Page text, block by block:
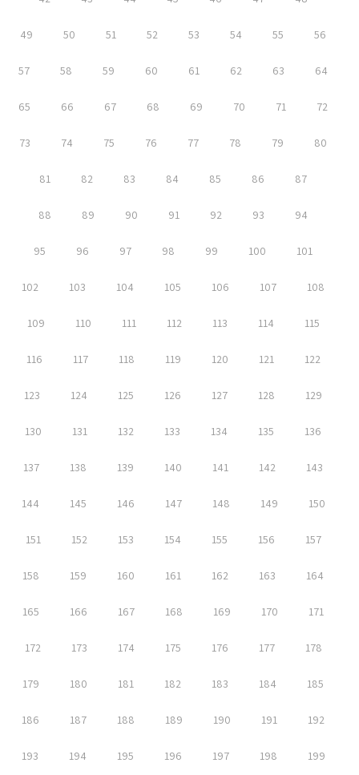
49 50 51 52 53 54 55 56
57 58 59 60 61 62 63 64
65 66 67 68 69 70 71 72
73 74 75 76 77 78 79 80
81 82 83 84 85 86 87
88 89 90 91 92 93 94
95 96 97 98 99 100 101
102 103 104 105 106 107 108
109 110 111 112 113 114 115
116 117 118 119 120 121 122
123 124 125 126 127 128 129
130 131 132 133 134 135 136
137 138 139 140 141 142 143
144 145 146 147 148 149 150
151 152 153 154 155 156 157
158 159 160 161 162 163 164
165 166 167 168 169 170 171
172 173 174 175 176 177 178
179 180 181 182 183 184 185
186 187 188 189 190 191 192
193 194 195 196 197 198 199